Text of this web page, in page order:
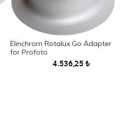
Elinchrom Rotalux Go Adapter
for Profoto
4.536,25 ₺